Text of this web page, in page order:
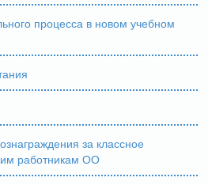
процесса в новом учебном
за классное
работникам ОО